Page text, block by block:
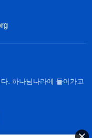
. 하나님나라에 들어가고